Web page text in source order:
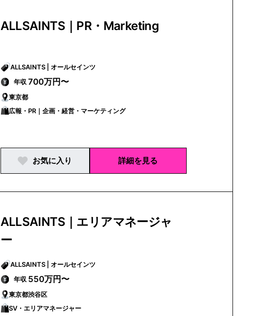
ALLSAINTS｜PR・Marketing
ALLSAINTS | オールセインツ
年収 700万円〜
東京都
広報・PR｜企画・経営・マーケティング
お気に入り 詳細を見る
ALLSAINTS｜エリアマネージャ
ー
ALLSAINTS | オールセインツ
年収 550万円〜
東京都渋谷区
SV・エリアマネージャー